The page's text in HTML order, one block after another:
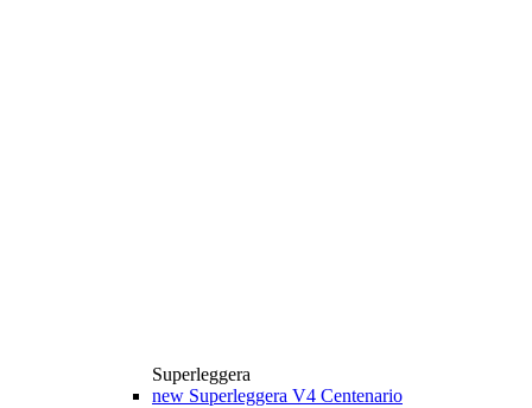
Superleggera
new Superleggera V4 Centenario